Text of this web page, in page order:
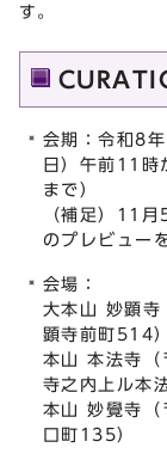
す。
会期：令和8
日）午前11
まで）
（補足）11
のプレビュー
会場：
⼤本⼭ 妙顕
顕寺前町514）
本⼭ 本法寺
寺之内上ル本
本⼭ 妙覺寺
⼝町135）